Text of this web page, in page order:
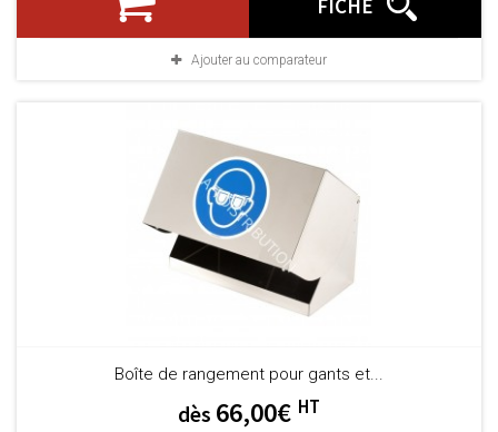
FICHE
Ajouter au comparateur
Boîte de rangement pour gants et...
dès 66,00€ HT